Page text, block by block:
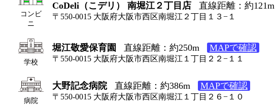
コンビ
ニ
CoDeli（こデリ） 南堀江２丁目店 直線距離：約121m
〒550-0015 大阪府大阪市西区南堀江２丁目１３−１
学校
堀江敬愛保育園 直線距離：約250m MAPで確認
〒550-0015 大阪府大阪市西区南堀江１丁目２２−１１
病院
大野記念病院 直線距離：約386m MAPで確認
〒550-0015 大阪府大阪市西区南堀江１丁目２６−１０